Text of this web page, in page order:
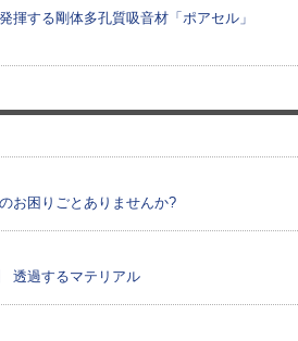
揮する剛体多孔質吸音材「ポアセル」
お困りごとありませんか?
透過するマテリアル